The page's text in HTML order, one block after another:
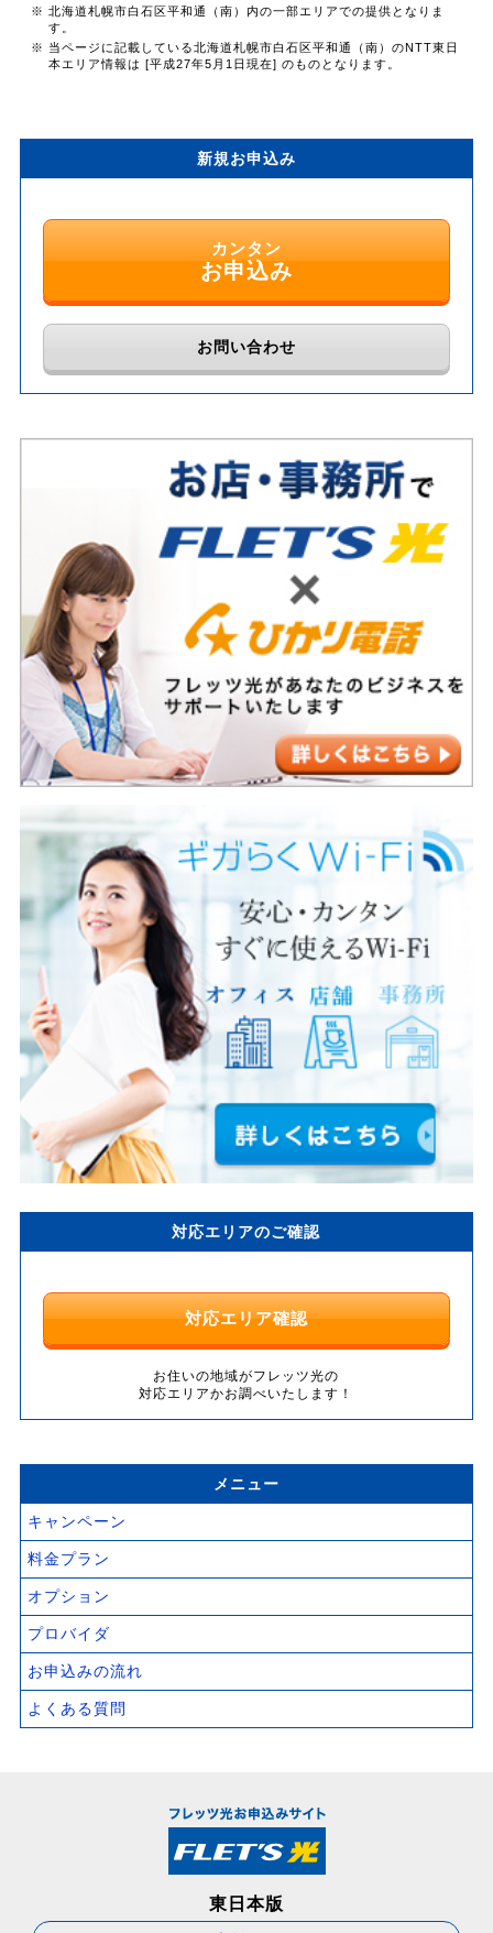
※ 北海道札幌市白石区平和通（南）内の一部エリアでの提供となりま
す。
※ 当ページに記載している北海道札幌市白石区平和通（南）のNTT東日
本エリア情報は [平成27年5月1日現在] のものとなります。
新規お申込み
カンタン
お申込み
お問い合わせ
対応エリアのご確認
対応エリア確認
お住いの地域がフレッツ光の
対応エリアかお調べいたします！
メニュー
キャンペーン
料金プラン
オプション
プロバイダ
お申込みの流れ
よくある質問
東日本版